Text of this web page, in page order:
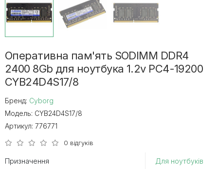
Оперативна пам'ять SODIMM DDR4
2400 8Gb для ноутбука 1.2v PC4-19200
CYB24D4S17/8
Бренд: Cyborg
Модель: CYB24D4S17/8
Артикул: 776771
0 відгуків
Призначення Для ноутбуків